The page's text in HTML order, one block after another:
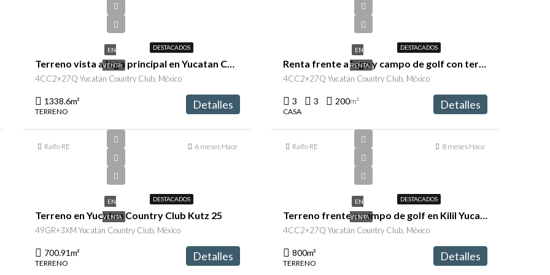
DESTACADOS
EN
VENTA Terreno vista a lago principal en Yucatan Country Club
4CC2+27Q Yucatán Country Club, México
1338.6m²
TERRENO
Detalles
Ralfo RE 6 meses Hace
DESTACADOS
EN
RENTA Renta frente a lago y campo de golf con terraza 3 recámaras YUCATAN COUNTRY CLUB
4CC2+27Q Yucatán Country Club, México
3 3 200m²
CASA
Detalles
Ralfo RE 8 meses Hace
DESTACADOS
EN
VENTA
Terreno en Yucatan Country Club Kutz 25
49GR+3XM Yucatán Country Club, México
700.91m²
TERRENO
Detalles
DESTACADOS
EN
VENTA Terreno frente a campo de golf en Kilil Yucatán Country Club
4CC2+27Q Yucatán Country Club, México
800m²
TERRENO
Detalles